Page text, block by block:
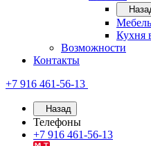
Мебель
Кухня
Возможности
Контакты
+7 916 461-56-13
Назад
Телефоны
+7 916 461-56-13